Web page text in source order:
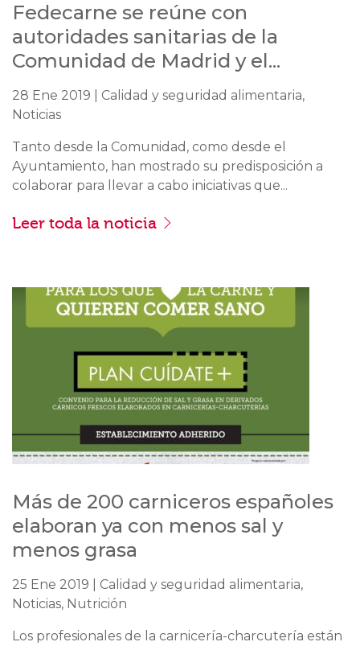
Fedecarne se reúne con
autoridades sanitarias de la
Comunidad de Madrid y el...
28 Ene 2019 | Calidad y seguridad alimentaria,
Noticias
Tanto desde la Comunidad, como desde el
Ayuntamiento, han mostrado su predisposición a
colaborar para llevar a cabo iniciativas que...
Leer toda la noticia
Más de 200 carniceros españoles
elaboran ya con menos sal y
menos grasa
25 Ene 2019 | Calidad y seguridad alimentaria,
Noticias, Nutrición
Los profesionales de la carnicería-charcutería están